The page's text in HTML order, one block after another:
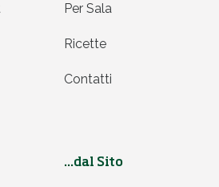
Per Sala
Ricette
Contatti
...dal Sito